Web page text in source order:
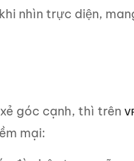
nhìn trực diện,
góc cạnh, thì trên
mại: